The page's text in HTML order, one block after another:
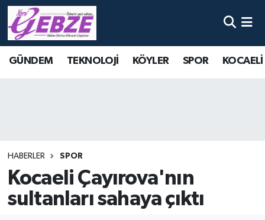
GÜNDEM TEKNOLOJİ KÖYLER SPOR
HABERLER SPOR
Kocaeli Çayırova'nın
sultanları sahaya çıktı
Nöbetçi Eczaneler
Tüm Manşetler